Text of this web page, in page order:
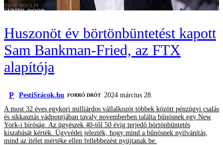
Huszonöt év börtönbüntetést kapott
Sam Bankman-Fried, az FTX
alapítója
P PestiSrácok.hu FORRÓ DRÓT
2024 március 28.
A most 32 éves egykori milliárdos vállalkozót többek között pénzügyi csalás
és sikkasztás vádpontjában tavaly novemberben találta bűnösnek egy New
York-i bíróság. Az ügyészek 40-től 50 évig terjedő börtönbüntetés
kiszabását kérték. Ügyvédei jelezték, hogy mind a bűnösnek nyilvánítás,
mind az ítélet mértéke ellen fellebbezést nyújtanak be.